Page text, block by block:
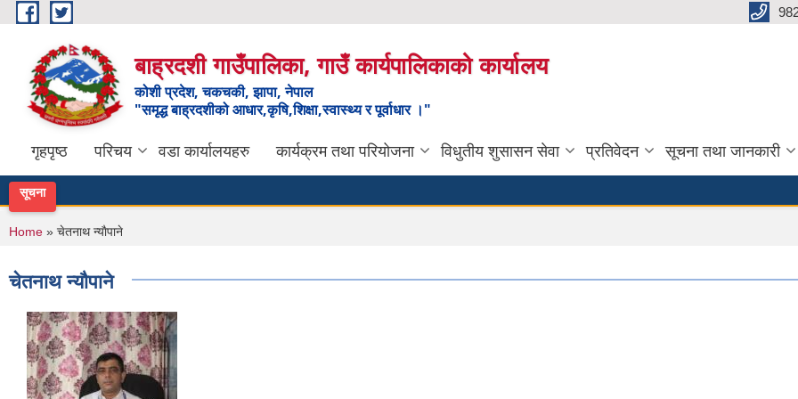
Skip to main content
बाह्रदशी गाउँपालिका, गाउँ कार्यपालिकाको कार्यालय
कोशी प्रदेश, चकचकी, झापा, नेपाल
"समृद्ध बाह्रदशीको आधार,कृषि,शिक्षा,स्वास्थ्य र पूर्वाधार ।"
गृहपृष्ठ परिचय वडा कार्यालयहरु कार्यक्रम तथा परियोजना विधुतीय शुसासन सेवा प्रतिवेदन सूचना तथा जानकारी
सूचना
You are here
Home » चेतनाथ न्याैपाने
चेतनाथ न्याैपाने